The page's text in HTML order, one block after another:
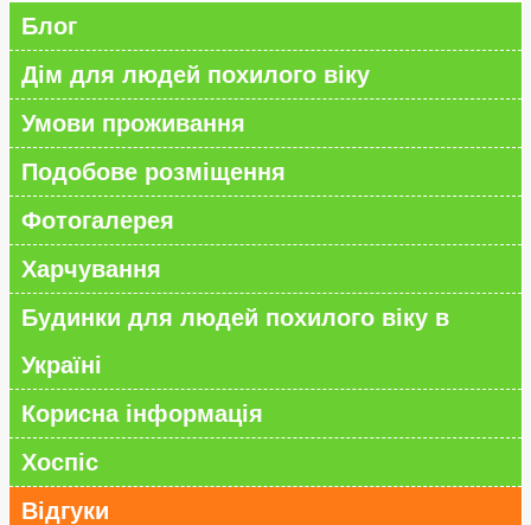
Блог
Дім для людей похилого віку
Умови проживання
Подобове розміщення
Фотогалерея
Харчування
Будинки для людей похилого віку в
Україні
Корисна інформація
Хоспіс
Відгуки